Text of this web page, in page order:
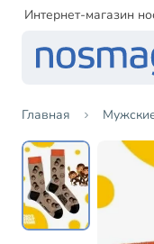
Интернет-магазин
Главная